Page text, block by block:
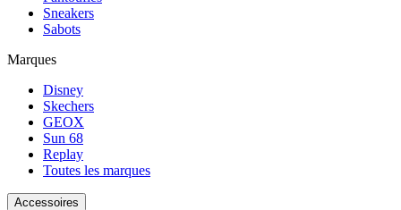
Sneakers
Sabots
Marques
Disney
Skechers
GEOX
Sun 68
Replay
Toutes les marques
Accessoires